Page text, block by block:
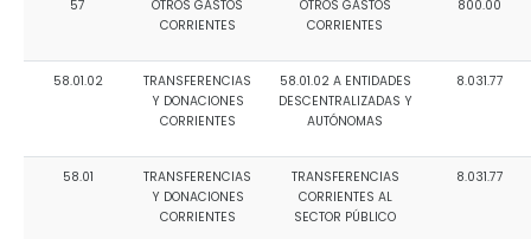
57
OTROS GASTOS
CORRIENTES
OTROS GASTOS
CORRIENTES
800.00
58.01.02
TRANSFERENCIAS
Y DONACIONES
CORRIENTES
58.01.02 A ENTIDADES
DESCENTRALIZADAS Y
AUTÓNOMAS
8.031.77
58.01
TRANSFERENCIAS
Y DONACIONES
CORRIENTES
TRANSFERENCIAS
CORRIENTES AL
SECTOR PÚBLICO
8.031.77